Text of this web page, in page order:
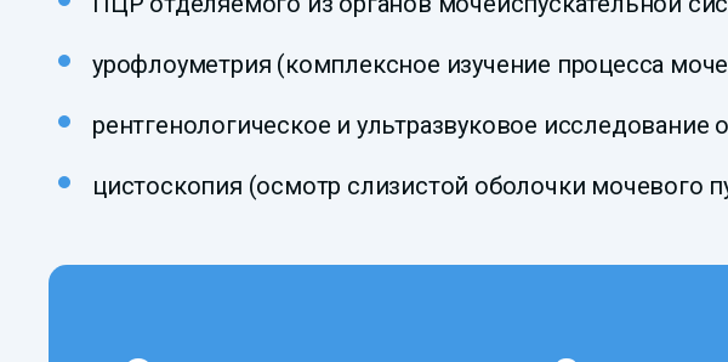
урофлоуметрия (комплексное изучение процесса
рентгенологическое и ультразвуковое исследование
цистоскопия (осмотр слизистой оболочки мочевого